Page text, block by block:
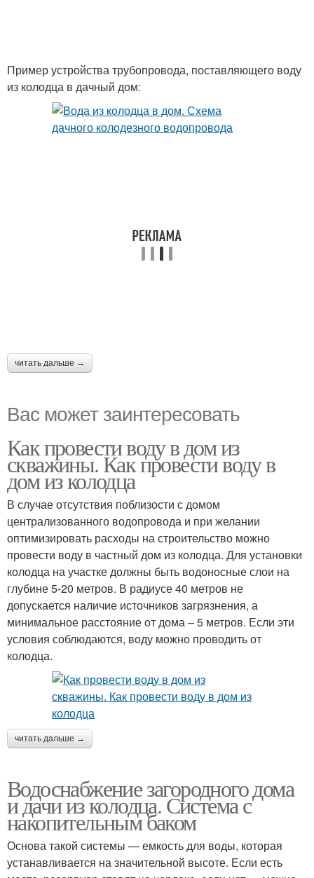
Пример устройства трубопровода, поставляющего воду
из колодца в дачный дом:
читать дальше →
Вас может заинтересовать
Как провести воду в дом из
скважины. Как провести воду в
дом из колодца
В случае отсутствия поблизости с домом
централизованного водопровода и при желании
оптимизировать расходы на строительство можно
провести воду в частный дом из колодца. Для установки
колодца на участке должны быть водоносные слои на
глубине 5-20 метров. В радиусе 40 метров не
допускается наличие источников загрязнения, а
минимальное расстояние от дома – 5 метров. Если эти
условия соблюдаются, воду можно проводить от
колодца.
читать дальше →
Водоснабжение загородного дома
и дачи из колодца. Система с
накопительным баком
Основа такой системы — емкость для воды, которая
устанавливается на значительной высоте. Если есть